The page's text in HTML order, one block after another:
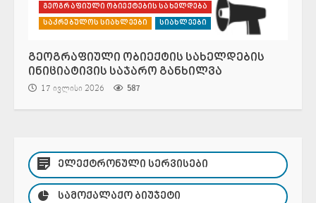
გეოგრაფიული ობიექტების სახელდება
საკრებულოს სიახლეები სიახლეები
გეოგრაფიული ობიექტის სახელდების
ინიციატივის საჯარო განხილვა
17 ივლისი 2026 587
ᲔᲚᲔᲥᲢᲠᲝᲜᲣᲚᲘ ᲡᲔᲠᲕᲘᲡᲔᲑᲘ
ᲡᲐᲛᲝᲥᲐᲚᲐᲥᲝ ᲑᲘᲣᲯᲔᲢᲘ